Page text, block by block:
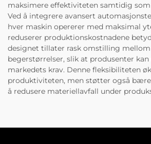
maksimere effektiviteten samtidig
Ved å integrere avansert
hver maskin opererer med maksimal
reduserer produktionskostnadene
designet tillater rask omstilling
begerstørrelser, slik at produsenter kan
markedets krav. Denne fleksibiliteten
produktiviteten, men støtter også
å redusere materiellavfall under